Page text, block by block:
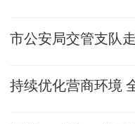
市公安局交管支队
持续优化营商环境